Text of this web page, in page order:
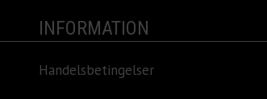
INFORMATION
Handelsbetingelser